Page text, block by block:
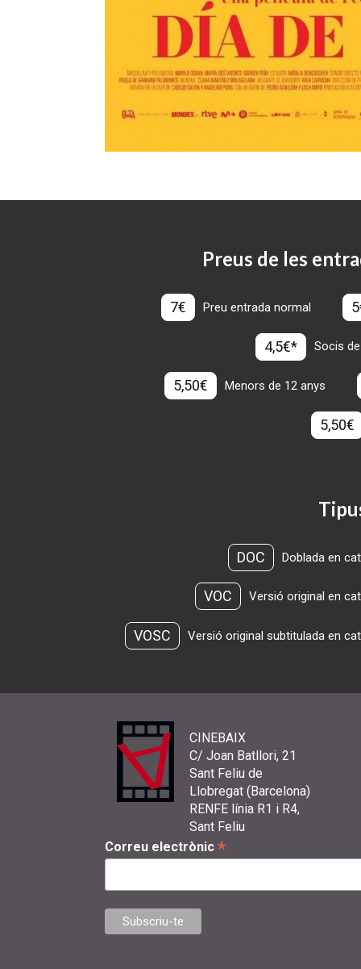
Preus de les
7€ Preu entrada normal
4,5€* Socis
5,50€ Menors de 12 anys
5,50€
DOC Doblada en
VOC Versió original en
VOSC Versió original subtitulada en
CINEBAIX
C/ Joan Batllori, 21
Sant Feliu de
Llobregat (Barcelona)
RENFE línia R1 i R4,
Sant Feliu
Correu electrònic *